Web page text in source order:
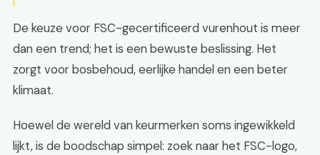
De keuze voor FSC-gecertificeerd vurenhout is meer
dan een trend; het is een bewuste beslissing. Het
zorgt voor bosbehoud, eerlijke handel en een beter
klimaat.
Hoewel de wereld van keurmerken soms ingewikkeld
lijkt, is de boodschap simpel: zoek naar het FSC-logo,